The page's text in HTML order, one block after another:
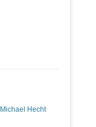
Michael Hecht